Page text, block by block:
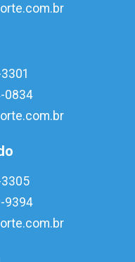
0834
9394